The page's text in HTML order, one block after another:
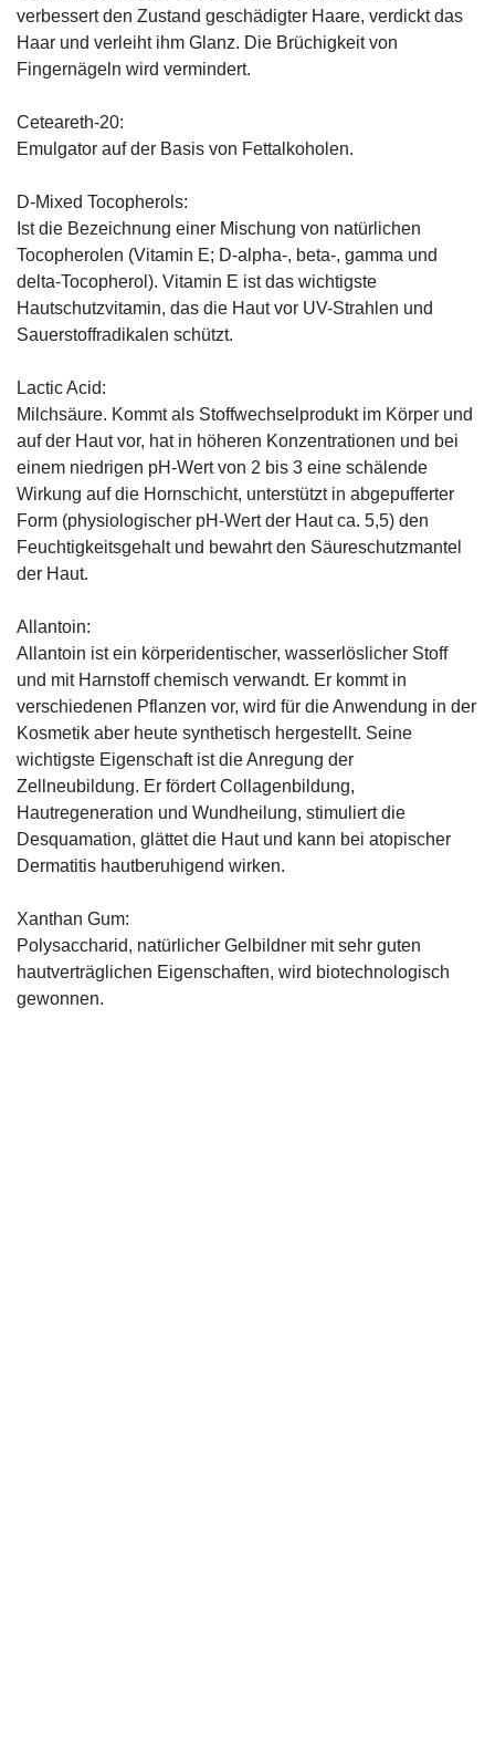
verbessert den Zustand geschädigter Haare, verdickt das
Haar und verleiht ihm Glanz. Die Brüchigkeit von
Fingernägeln wird vermindert.
Ceteareth-20:
Emulgator auf der Basis von Fettalkoholen.
D-Mixed Tocopherols:
Ist die Bezeichnung einer Mischung von natürlichen
Tocopherolen (Vitamin E; D-alpha-, beta-, gamma und
delta-Tocopherol). Vitamin E ist das wichtigste
Hautschutzvitamin, das die Haut vor UV-Strahlen und
Sauerstoffradikalen schützt.
Lactic Acid:
Milchsäure. Kommt als Stoffwechselprodukt im Körper und
auf der Haut vor, hat in höheren Konzentrationen und bei
einem niedrigen pH-Wert von 2 bis 3 eine schälende
Wirkung auf die Hornschicht, unterstützt in abgepufferter
Form (physiologischer pH-Wert der Haut ca. 5,5) den
Feuchtigkeitsgehalt und bewahrt den Säureschutzmantel
der Haut.
Allantoin:
Allantoin ist ein körperidentischer, wasserlöslicher Stoff
und mit Harnstoff chemisch verwandt. Er kommt in
verschiedenen Pflanzen vor, wird für die Anwendung in der
Kosmetik aber heute synthetisch hergestellt. Seine
wichtigste Eigenschaft ist die Anregung der
Zellneubildung. Er fördert Collagenbildung,
Hautregeneration und Wundheilung, stimuliert die
Desquamation, glättet die Haut und kann bei atopischer
Dermatitis hautberuhigend wirken.
Xanthan Gum:
Polysaccharid, natürlicher Gelbildner mit sehr guten
hautverträglichen Eigenschaften, wird biotechnologisch
gewonnen.